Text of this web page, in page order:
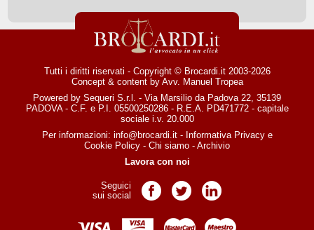
Tutti i diritti riservati - Copyright © Brocardi.it 2003-2026
Concept & content by Avv. Manuel Tropea
Powered by Sequeri S.r.l. - Via Marsilio da Padova 22, 35139
PADOVA - C.F. e P.I. 05500250286 - R.E.A. PD471772 - capitale
sociale i.v. 20.000
Per informazioni: info@brocardi.it- Informativa Privacye
Cookie Policy - Chi siamo - Archivio
Lavora con noi
Seguici
sui social
Pagina Facebook
Pagina TwitterPagina LinkedIn